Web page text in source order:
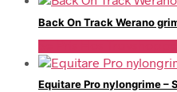
Back On Track Werano
Equitare Pro nylongrime –